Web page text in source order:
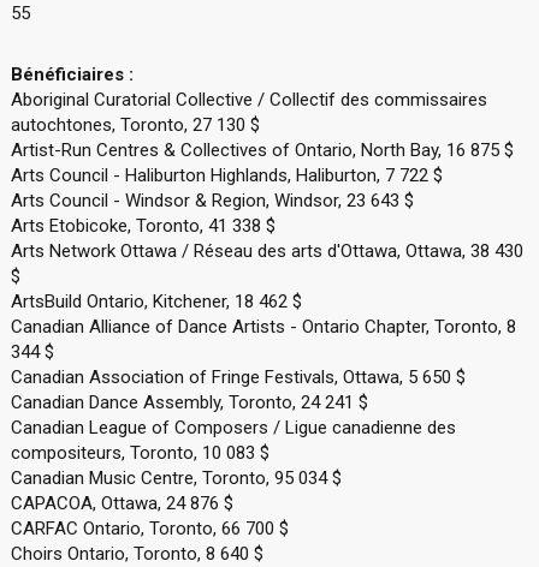
55
Bénéficiaires :
Aboriginal Curatorial Collective / Collectif des commissaires
autochtones, Toronto, 27 130 $
Artist-Run Centres & Collectives of Ontario, North Bay, 16 875 $
Arts Council - Haliburton Highlands, Haliburton, 7 722 $
Arts Council - Windsor & Region, Windsor, 23 643 $
Arts Etobicoke, Toronto, 41 338 $
Arts Network Ottawa / Réseau des arts d'Ottawa, Ottawa, 38 430
$
ArtsBuild Ontario, Kitchener, 18 462 $
Canadian Alliance of Dance Artists - Ontario Chapter, Toronto, 8
344 $
Canadian Association of Fringe Festivals, Ottawa, 5 650 $
Canadian Dance Assembly, Toronto, 24 241 $
Canadian League of Composers / Ligue canadienne des
compositeurs, Toronto, 10 083 $
Canadian Music Centre, Toronto, 95 034 $
CAPACOA, Ottawa, 24 876 $
CARFAC Ontario, Toronto, 66 700 $
Choirs Ontario, Toronto, 8 640 $